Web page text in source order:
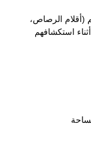
(أقلام الرصاص،
استكشافهم